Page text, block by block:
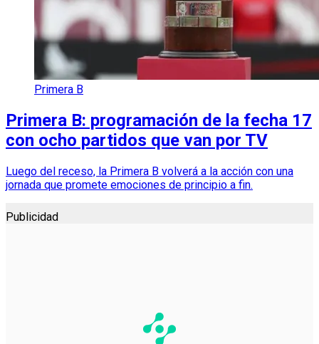
Primera B
Primera B: programación de la fecha 17
con ocho partidos que van por TV
Luego del receso, la Primera B volverá a la acción con una
jornada que promete emociones de principio a fin.
Publicidad